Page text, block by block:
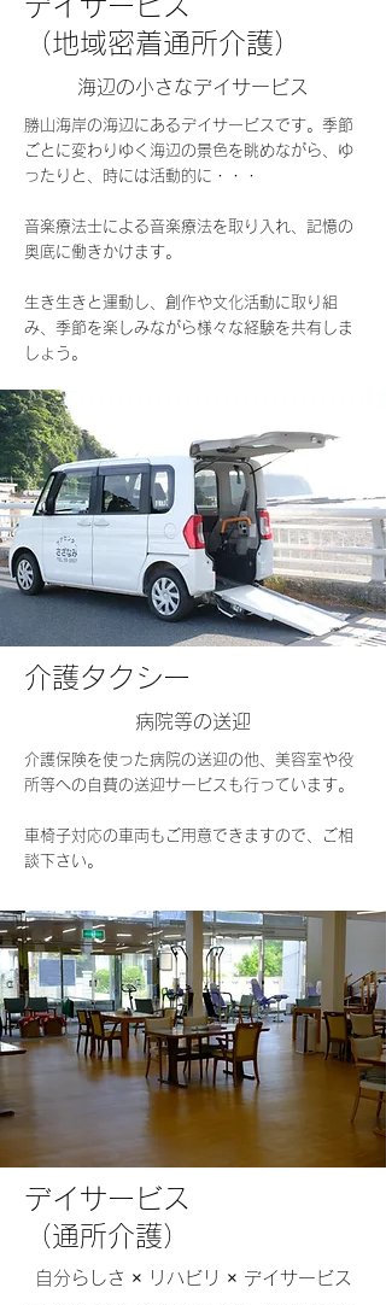
（地域密着通所介護）
海辺の小さなデイサービス
勝山海岸の海辺にあるデイサービスです。季節
ごとに変わりゆく海辺の景色を眺めながら、ゆ
ったりと、時には活動的に・・・
​音楽療法士による音楽療法を取り入れ、記憶の
奥底に働きかけます。
​生き生きと運動し、創作や文化活動に取り組
み、季節を楽しみながら様々な経験を共有しま
しょう。
介護タクシー
​​病院等の送迎
介護保険を使った病院の送迎の他、美容室や役
所等への自費の送迎サービスも行っています。
​車椅子対応の車両もご用意できますので、ご相
談下さい。
​デイサービス
（通所介護）
自分らしさ × リハビリ × デイサービス